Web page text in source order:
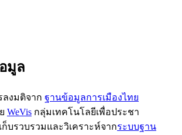
มูล
งมติจาก ฐานข้อมูลการเมืองไทย
WeVis กลุ่มเทคโนโลยีเพื่อประชา
ก็บรวบรวมและวิเคราะห์จากระบบฐาน